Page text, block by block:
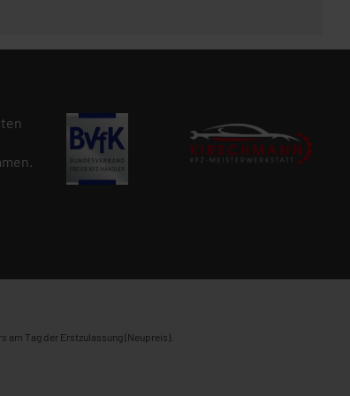
Tag der Erstzulassung (Neupreis).